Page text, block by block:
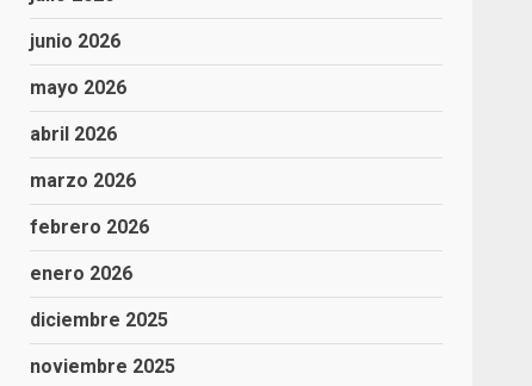
junio 2026
mayo 2026
abril 2026
marzo 2026
febrero 2026
enero 2026
diciembre 2025
noviembre 2025